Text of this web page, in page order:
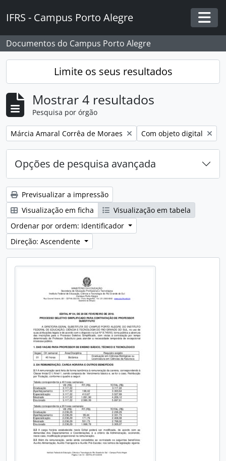
IFRS - Campus Porto Alegre
Documentos do Campus Porto Alegre
Limite os seus resultados
Mostrar 4 resultados
Pesquisa por órgão
Remover filtro:
Márcia Amaral Corrêa de Moraes Remover filtro:
Com objeto digital
Opções de pesquisa avançada
Previsualizar a impressão
Visualização em ficha
Visualização em tabela
Ordenar por ordem: Identificador
Direção: Ascendente